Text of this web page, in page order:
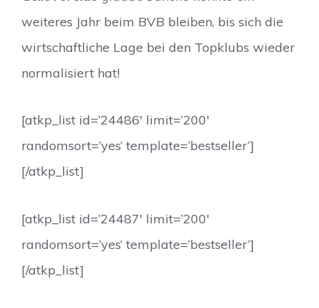
weiteres Jahr beim BVB bleiben, bis sich die
wirtschaftliche Lage bei den Topklubs wieder
normalisiert hat!
[atkp_list id=’24486′ limit=’200′
randomsort=’yes‘ template=’bestseller‘]
[/atkp_list]
[atkp_list id=’24487′ limit=’200′
randomsort=’yes‘ template=’bestseller‘]
[/atkp_list]